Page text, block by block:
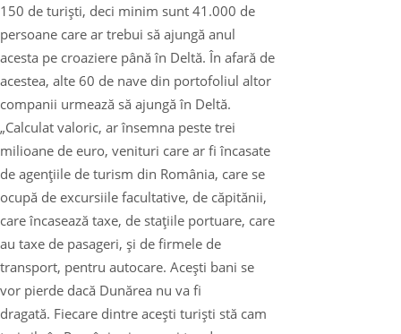
150 de turişti, deci minim sunt 41.000 de
persoane care ar trebui să ajungă anul
acesta pe croaziere până în Deltă. În afară de
acestea, alte 60 de nave din portofoliul altor
companii urmează să ajungă în Deltă.
„Calculat valoric, ar însemna peste trei
milioane de euro, venituri care ar fi încasate
de agenţiile de turism din România, care se
ocupă de excursiile facultative, de căpitănii,
care încasează taxe, de staţiile portuare, care
au taxe de pasageri, şi de firmele de
transport, pentru autocare. Aceşti bani se
vor pierde dacă Dunărea nu va fi
dragată. Fiecare dintre aceşti turişti stă cam